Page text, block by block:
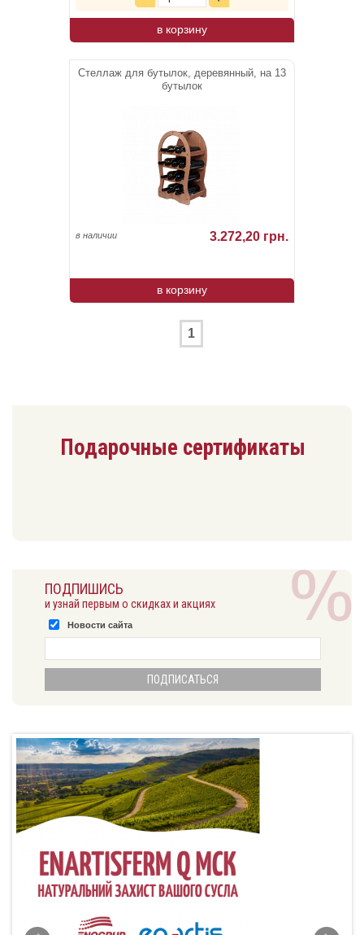
в корзину
Стеллаж для бутылок, деревянный, на 13
бутылок
в наличии 3.272,20 грн.
в корзину
1
Подарочные сертификаты
ПОДПИШИСЬ
и узнай первым о скидках и акциях
Новости сайта